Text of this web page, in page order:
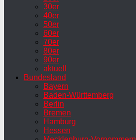
30er
40er
50er
60er
70er
80er
90er
aktuell
Bundesland
Bayern
Baden-Württemberg
Berlin
Bremen
Hamburg
Hessen